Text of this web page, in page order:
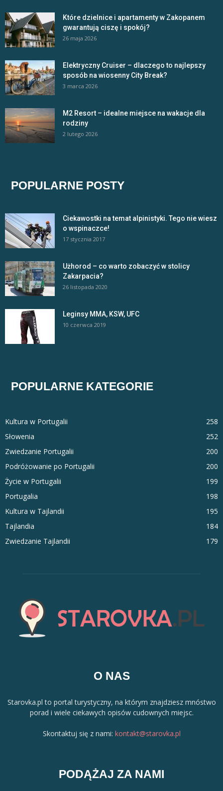
Które dzielnice i apartamenty w Zakopanem
gwarantują ciszę i spokój?
26 maja 2026
Elektryczny Cruiser – dlaczego to najlepszy
sposób na wiosenny City Break?
3 marca 2026
M2 Resort – idealne miejsce na wakacje dla
rodziny
2 lutego 2026
POPULARNE POSTY
Ciekawostki na temat alpinistyki. Tego nie wiesz
o wspinaczce!
17 stycznia 2017
Użhorod – co warto zobaczyć w stolicy
Zakarpacia?
26 listopada 2020
Leginsy MMA, KSW, UFC
10 czerwca 2019
POPULARNE KATEGORIE
Kultura w Portugalii
258
Słowenia
252
Zwiedzanie Portugalii
200
Podróżowanie po Portugalii
200
Życie w Portugalii
199
Portugalia
198
Kultura w Tajlandii
195
Tajlandia
184
Zwiedzanie Tajlandii
179
O NAS
Starovka.pl to portal turystyczny, na którym znajdziesz mnóstwo
porad i wiele ciekawych opisów cudownych miejsc.
Skontaktuj się z nami: kontakt@starovka.pl
PODĄŻAJ ZA NAMI